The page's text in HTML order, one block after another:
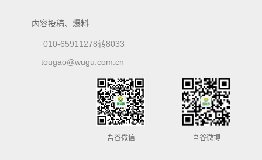
内容投稿、爆料
010-65911278转8033
tougao@wugu.com.cn
吾谷微信 吾谷微博